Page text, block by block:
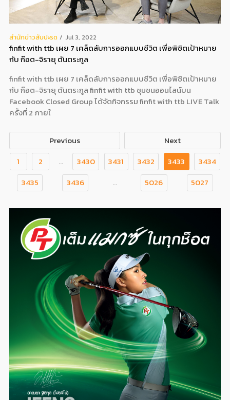
สํานักข่าวสับปะรด Jul 3, 2022
finfit with ttb เผย 7 เคล็ดลับการออกแบบชีวิต เพื่อพิชิตเป้าหมาย
กับ ก๊อต-จิรายุ ตันตระกูล
finfit with ttb เผย 7 เคล็ดลับการออกแบบชีวิต เพื่อพิชิตเป้าหมาย
กับ ก๊อต-จิรายุ ตันตระกูล finfit with ttb ชุมชนออนไลน์บน
Facebook Closed Group ได้จัดกิจกรรม finfit with ttb LIVE Talk
ครั้งที่ 2 ภายใ
Previous
Next
1
2 ... 3430 3431 3432 3433
3434
3435
3436 ... 5026 5027